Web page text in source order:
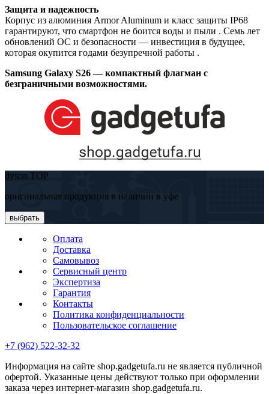
Защита и надежность
Корпус из алюминия Armor Aluminum и класс защиты IP68
гарантируют, что смартфон не боится воды и пыли . Семь лет
обновлений ОС и безопасности — инвестиция в будущее,
которая окупится годами безупречной работы .
Samsung Galaxy S26 — компактный флагман с
безграничными возможностями.
dyson TOP
оригинальная продукция в наличии в уфе
выбрать
Оплата
Доставка
Самовывоз
Сервисный центр
Экспертиза
Гарантия
Контакты
Политика конфиденциальности
Пользовательское соглашение
+7 (962) 522-32-32
Информация на сайте shop.gadgetufa.ru не является публичной
офертой. Указанные цены действуют только при оформлении
заказа через интернет-магазин shop.gadgetufa.ru.